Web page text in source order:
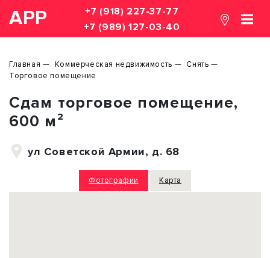
АРР
+7 (918) 227-37-77
+7 (989) 127-03-40
Главная Коммерческая недвижимость
Снять
Торговое помещение
Сдам торговое помещение,
600 м²
ул Советской Армии, д. 68
Фотографии Карта